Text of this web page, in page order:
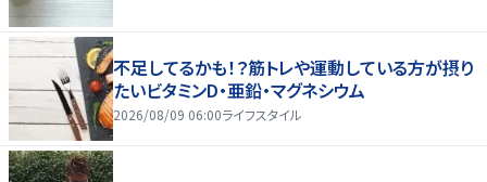
不足してるかも！？筋トレや運動している方が摂り
たいビタミンD・亜鉛・マグネシウム
2026/08/09 06:00ライフスタイル